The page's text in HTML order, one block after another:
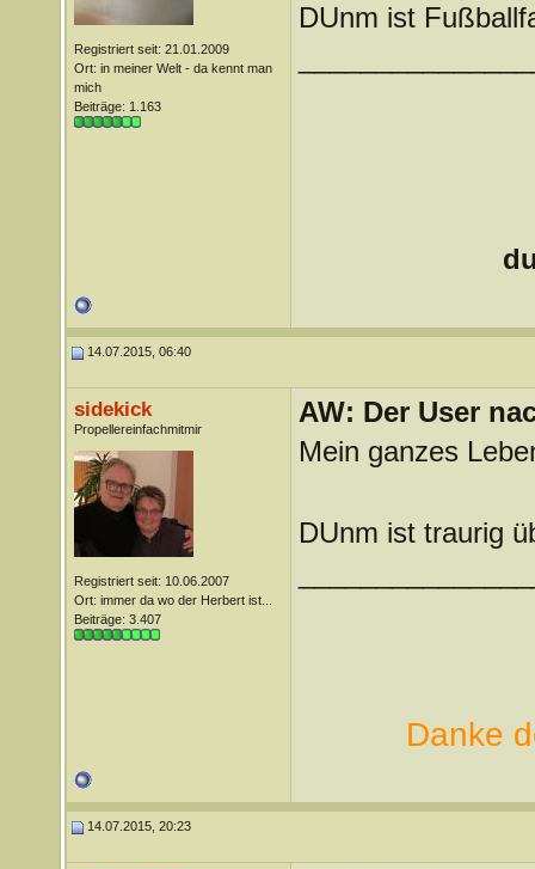
Registriert seit: 21.01.2009
Ort: in meiner Welt - da kennt man
mich
Beiträge: 1.163
DUnm ist
14.07.2015, 06:40
sidekick
Propellereinfachmitmir
Registriert seit: 10.06.2007
Ort: immer da wo der Herbert ist...
Beiträge: 3.407
AW: Der User
Mein ganzes
DUnm ist traurig
Danke
14.07.2015, 20:23